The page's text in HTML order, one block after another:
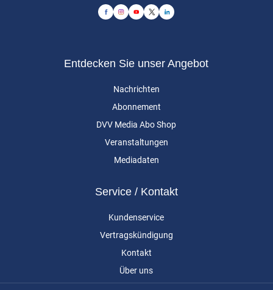
Entdecken Sie unser Angebot
Nachrichten
Abonnement
DVV Media Abo Shop
Veranstaltungen
Mediadaten
Service / Kontakt
Kundenservice
Vertragskündigung
Kontakt
Über uns